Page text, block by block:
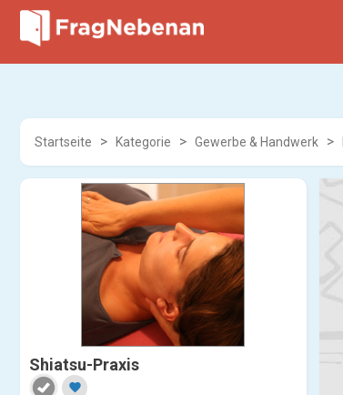
Startseite Kategorie Gewerbe & Handwerk
Shiatsu-Praxis
favorite